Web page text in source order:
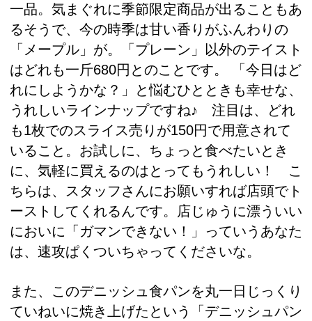
一品。気まぐれに季節限定商品が出ることもあ
るそうで、今の時季は甘い香りがふんわりの
「メープル」が。「プレーン」以外のテイスト
はどれも一斤680円とのことです。 「今日はど
れにしようかな？」と悩むひとときも幸せな、
うれしいラインナップですね♪ 注目は、どれ
も1枚でのスライス売りが150円で用意されて
いること。お試しに、ちょっと食べたいとき
に、気軽に買えるのはとってもうれしい！ こ
ちらは、スタッフさんにお願いすれば店頭でト
ーストしてくれるんです。店じゅうに漂ういい
においに「ガマンできない！」っていうあなた
は、速攻ぱくついちゃってくださいな。
また、このデニッシュ食パンを丸一日じっくり
ていねいに焼き上げたという「デニッシュパン